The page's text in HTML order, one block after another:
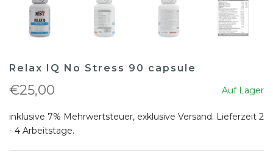
Relax IQ No Stress 90 capsule
€25,00 Auf Lager
inklusive 7% Mehrwertsteuer, exklusive Versand. Lieferzeit 2
- 4 Arbeitstage.